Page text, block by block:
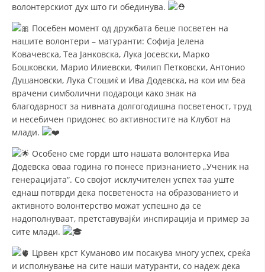
ОРГАНИЗАЦИЈА И РАЗВОЈ
СОБРАНИЕ
ДИСЕМИНАЦИЈА
MЕЃУНАРОДНО ХУМАНИТАРНО ПРАВО
ПРОМОЦИЈА НА ХУМАНИ ВРЕДНОСТИ
УПОТРЕБА И ЗАШТИТА НА АМБЛЕМОТ
КАКО ДА ДОНИРАТЕ
волонтерскиот дух што ги обединува.
Посебен момент од дружбата беше посветен на
нашите волонтери – матуранти: Софија Јелена
Ковачевска, Теа Јанковска, Лука Јосевски, Марко
Бошковски, Марио Илиевски, Филип Петковски, Антонио
Душановски, Лука Стошиќ и Ива Додевска, на кои им беа
врачени симболични подароци како знак на
благодарност за нивната долгогодишна посветеност, труд
и несебичен придонес во активностите на Клубот на
млади.
Особено сме горди што нашата волонтерка Ива
Додевска оваа година го понесе признанието „Ученик на
генерацијата“. Со својот исклучителен успех таа уште
еднаш потврди дека посветеноста на образованието и
активното волонтерство можат успешно да се
надополнуваат, претставувајќи инспирација и пример за
сите млади.
Црвен крст Куманово им посакува многу успех, среќа
и исполнување на сите наши матуранти, со надеж дека